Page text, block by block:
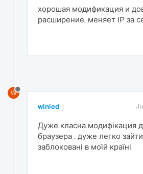
хорошая модификация и
расширение, меняет IP за
W
winied
Дуже класна модифікация
браузера , дуже легко зайти
заблоковані в моїй країні